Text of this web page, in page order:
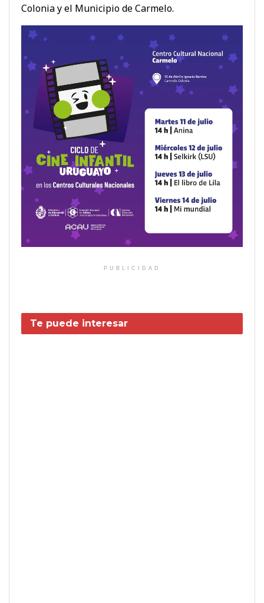
Colonia y el Municipio de Carmelo.
PUBLICIDAD
Te puede interesar